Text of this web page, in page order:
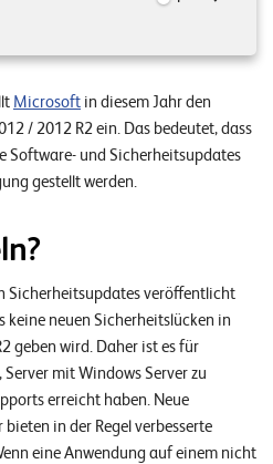
z
n
U
n
e
h
m
Microsoft in diesem Jahr den
/ 2012 R2 ein. Das bedeutet, dass
Software- und Sicherheitsupdates
gestellt werden.
Sicherheitsupdates veröffentlicht
keine neuen Sicherheitslücken in
geben wird. Daher ist es für
mit Windows Server zu
erreicht haben. Neue
in der Regel verbesserte
eine Anwendung auf einem nicht